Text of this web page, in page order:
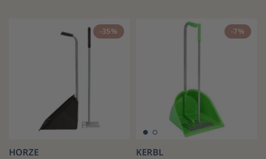
-35%
HORZE
-7%
KERBL